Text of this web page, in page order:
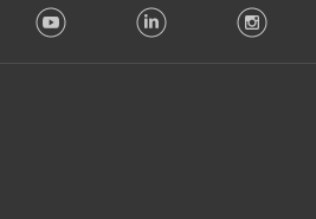
ม
ด
ม
ด
Youtube LinkedIn